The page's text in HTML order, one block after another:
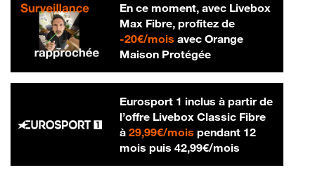
En ce moment, avec Livebox
Max Fibre, profitez de
-20€/mois20 € par mois
avec Orange
Maison Protégée
Eurosport 1 inclus à partir de
l’offre Livebox Classic Fibre
à 29,99€/mois29,99 € par mois
pendant 12
mois puis 42,99€/mois42,99 € par